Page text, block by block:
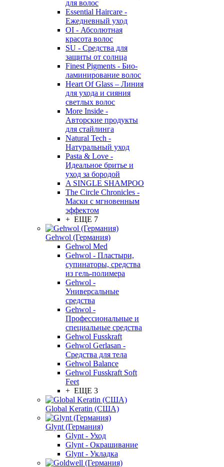
для волос
Essential Haircare -
Eжедневный уход
OI - Абсолютная
красота волос
SU - Средства для
защиты от солнца
Finest Pigments - Био-
ламинирование волос
Heart Of Glass – Линия
для ухода и сияния
светлых волос
More Inside -
Авторские продукты
для стайлинга
Natural Tech -
Натуральный уход
Pasta & Love -
Идеальное бритье и
уход за бородой
A SINGLE SHAMPOO
The Circle Chronicles -
Маски с мгновенным
эффектом
+ ЕЩЕ 7
Gehwol (Германия)
Gehwol Med
Gehwol - Пластыри,
супинаторы, средства
из гель-полимера
Gehwol -
Универсальные
средства
Gehwol -
Профессиональные и
специальные средства
Gehwol Fusskraft
Gehwol Gerlasan -
Средства для тела
Gehwol Balance
Gehwol Fusskraft Soft
Feet
+ ЕЩЕ 3
Global Keratin (США)
Glynt (Германия)
Glynt - Уход
Glynt - Окрашивание
Glynt - Укладка